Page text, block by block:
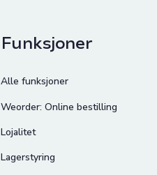
Funksjoner
Alle funksjoner
Weorder: Online bestilling
Lojalitet
Lagerstyring